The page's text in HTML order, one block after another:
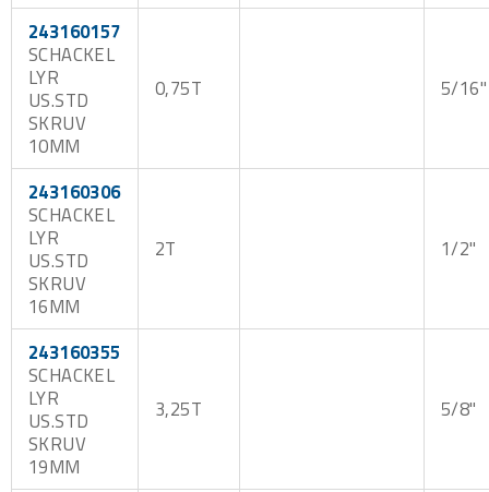
243160157
SCHACKEL
LYR
US.STD
SKRUV
10MM
0,75T 5/16"
243160306
SCHACKEL
LYR
US.STD
SKRUV
16MM
2T 1/2"
243160355
SCHACKEL
LYR
US.STD
SKRUV
19MM
3,25T 5/8"